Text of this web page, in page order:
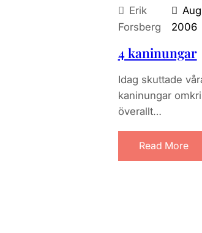
Erik
Forsberg
2006
4 kaninungar
Idag skuttade
kaninungar
överallt…
Read More